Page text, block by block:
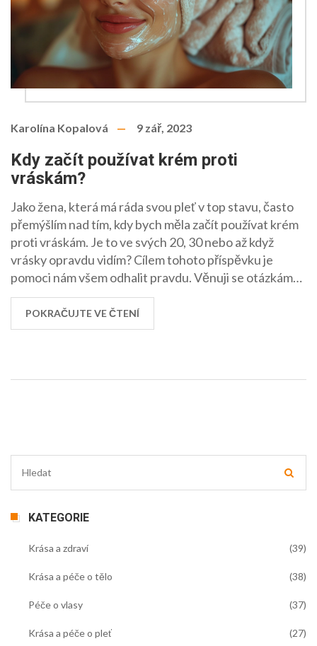
Karolína Kopalová 9 zář, 2023
Kdy začít používat krém proti
vráskám?
Jako žena, která má ráda svou pleť v top stavu, často
přemýšlím nad tím, kdy bych měla začít používat krém
proti vráskám. Je to ve svých 20, 30 nebo až když
vrásky opravdu vidím? Cílem tohoto příspěvku je
pomoci nám všem odhalit pravdu. Věnuji se otázkám
týkajícím se prevence vrásek a sdělím vám svoje tipy a
triky, jak na vrásky.
POKRAČUJTE VE ČTENÍ
KATEGORIE
Krása a zdraví (39)
Krása a péče o tělo (38)
Péče o vlasy (37)
Krása a péče o pleť (27)